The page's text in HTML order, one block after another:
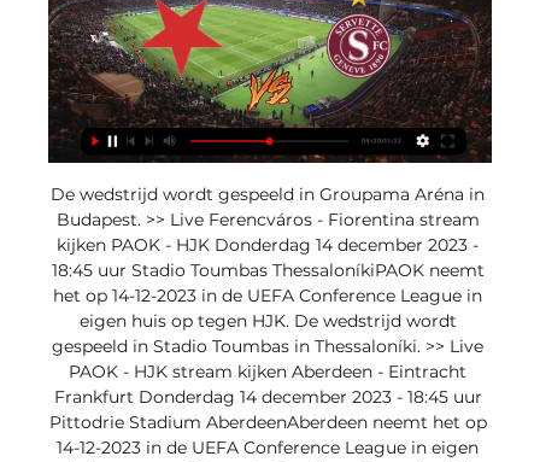
De wedstrijd wordt gespeeld in Groupama Aréna in
Budapest. >> Live Ferencváros - Fiorentina stream
kijken PAOK - HJK Donderdag 14 december 2023 -
18:45 uur Stadio Toumbas ThessaloníkiPAOK neemt
het op 14-12-2023 in de UEFA Conference League in
eigen huis op tegen HJK. De wedstrijd wordt
gespeeld in Stadio Toumbas in Thessaloníki. >> Live
PAOK - HJK stream kijken Aberdeen - Eintracht
Frankfurt Donderdag 14 december 2023 - 18:45 uur
Pittodrie Stadium AberdeenAberdeen neemt het op
14-12-2023 in de UEFA Conference League in eigen